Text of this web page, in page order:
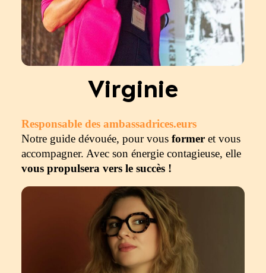
Virginie
Responsable des ambassadrices.eurs
Notre guide dévouée, pour vous formeret vous
accompagner. Avec son énergie contagieuse, elle
vous propulsera vers le succès !